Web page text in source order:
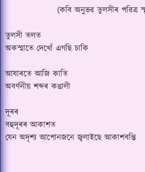
(কবি অনুভৱ তুলসীৰ পৱিত্ৰ
তুলসী তলত
অকস্মাতে দেখোঁ এগছি চাকি
আষাৰতে আজি কাতি
অবৰ্ণনীয় শব্দৰ কঙালী
দূৰৰ
বহুদূৰৰ আকাশত
যেন অদৃশ্য আপোনজনে জ্বলাইছে আকাশবন্তি